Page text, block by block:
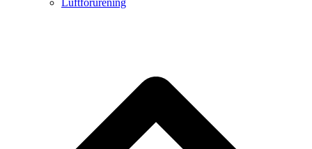
Luftforurening